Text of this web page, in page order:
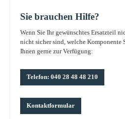
Sie brauchen Hilfe?
Wenn Sie Ihr gewünschtes Ersatzteil
nicht sicher sind, welche Komponente
Ihnen gerne zur Verfügung:
Telefon: 040 28 48 48 210
Kontaktformular